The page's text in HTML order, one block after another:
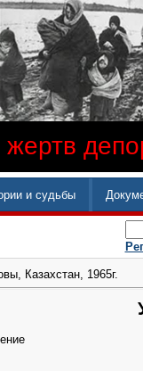
и судьбы
Казахстан, 1965г.